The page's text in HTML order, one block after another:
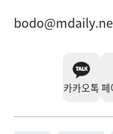
카카오톡 페